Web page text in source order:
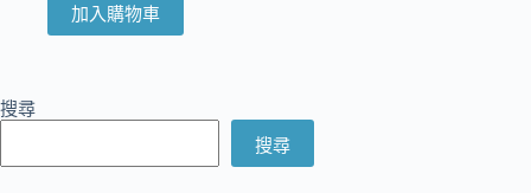
加入購物車
搜尋
搜尋